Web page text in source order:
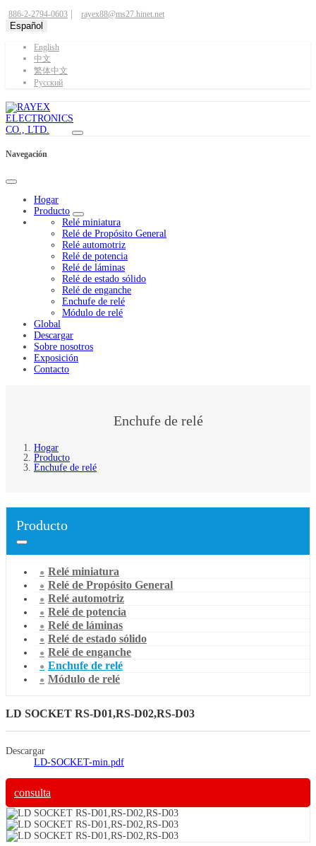
886-2-2794-0603 rayex88@ms27.hinet.net
Español
English
中文
繁体中文
Pусский
Navegación
Hogar
Producto
Relé miniatura
Relé de Propósito General
Relé automotriz
Relé de potencia
Relé de láminas
Relé de estado sólido
Relé de enganche
Enchufe de relé
Módulo de relé
Global
Descargar
Sobre nosotros
Exposición
Contacto
Enchufe de relé
Hogar
Producto
Enchufe de relé
Producto
Relé miniatura
Relé de Propósito General
Relé automotriz
Relé de potencia
Relé de láminas
Relé de estado sólido
Relé de enganche
Enchufe de relé
Módulo de relé
LD SOCKET RS-D01,RS-D02,RS-D03
Descargar
LD-SOCKET-min.pdf
consulta